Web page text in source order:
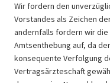
Wir fordern den
Vorstandes als Zeichen
andernfalls fordern wir
Amtsenthebung auf, da
konsequente Verfolgung
Vertragsärzteschaft